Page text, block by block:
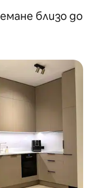
близо до